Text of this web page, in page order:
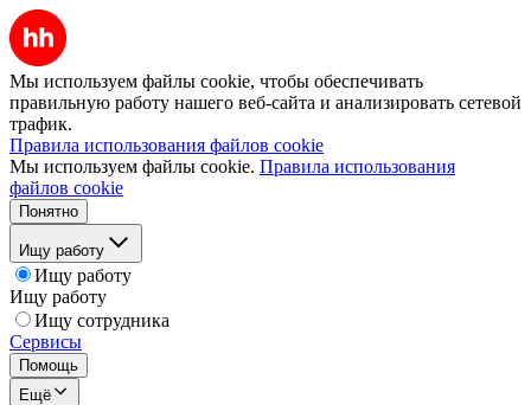
Мы используем файлы cookie, чтобы обеспечивать
правильную работу нашего веб-сайта и анализировать сетевой
трафик.
Правила использования файлов cookie
Мы используем файлы cookie. Правила использования
файлов cookie
Понятно
Ищу работу
Ищу работу
Ищу работу
Ищу сотрудника
Сервисы
Помощь
Ещё